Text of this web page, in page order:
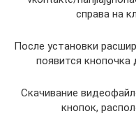
справа на
После установки
появится кнопочка
Скачивание
кнопок,